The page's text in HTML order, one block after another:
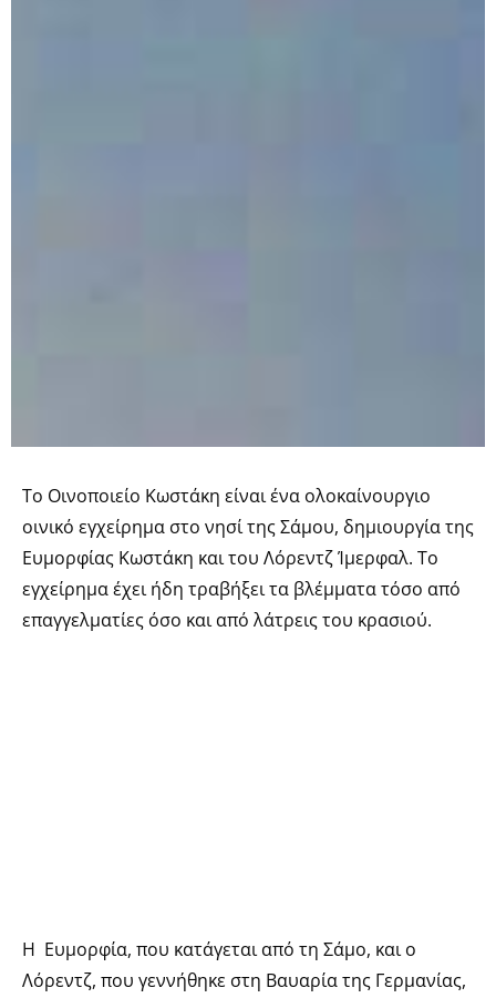
Το Οινοποιείο Κωστάκη είναι ένα ολοκαίνουργιο
οινικό εγχείρημα στο νησί της Σάμου, δημιουργία της
Ευμορφίας Κωστάκη και του Λόρεντζ Ίμερφαλ. Το
εγχείρημα έχει ήδη τραβήξει τα βλέμματα τόσο από
επαγγελματίες όσο και από λάτρεις του κρασιού.
Η Ευμορφία, που κατάγεται από τη Σάμο, και ο
Λόρεντζ, που γεννήθηκε στη Βαυαρία της Γερμανίας,